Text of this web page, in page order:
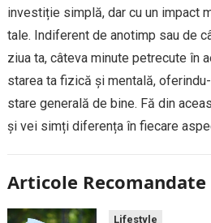
investiție simplă, dar cu un impact
tale. Indiferent de anotimp sau de
ziua ta, câteva minute petrecute în
starea ta fizică și mentală,
stare generală de bine. Fă din
și vei simți diferența în fiecare
Articole Recomandate
Lifestyle